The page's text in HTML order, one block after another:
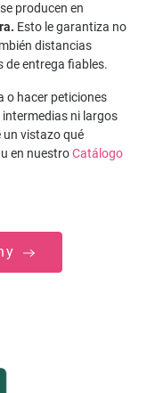
producen en
Esto le garantiza no
distancias
de entrega fiables.
o hacer peticiones
ni largos
un vistazo qué
en nuestroCatálogo